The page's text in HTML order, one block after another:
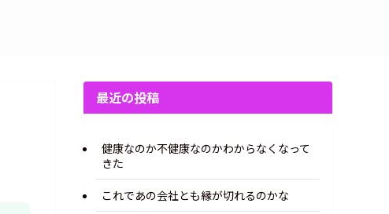
最近の投稿
健康なのか不健康なのかわからなくなって
きた
これであの会社とも縁が切れるのかな